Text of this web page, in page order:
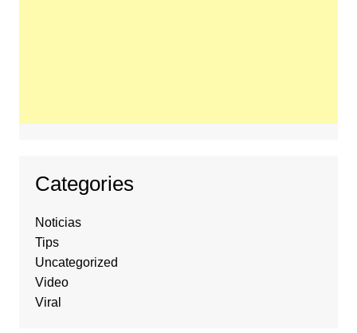
Categories
Noticias
Tips
Uncategorized
Video
Viral